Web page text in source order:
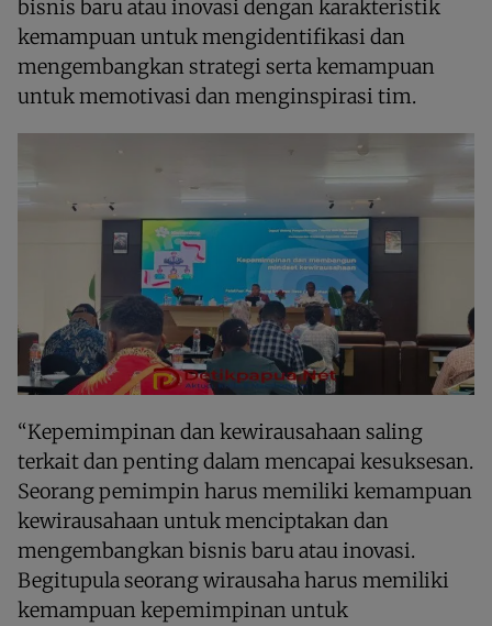
bisnis baru atau inovasi dengan karakteristik
kemampuan untuk mengidentifikasi dan
mengembangkan strategi serta kemampuan
untuk memotivasi dan menginspirasi tim.
“Kepemimpinan dan kewirausahaan saling
terkait dan penting dalam mencapai kesuksesan.
Seorang pemimpin harus memiliki kemampuan
kewirausahaan untuk menciptakan dan
mengembangkan bisnis baru atau inovasi.
Begitupula seorang wirausaha harus memiliki
kemampuan kepemimpinan untuk